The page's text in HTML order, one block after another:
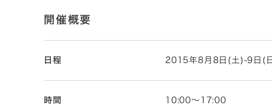
開催概要
日程 2015年8月8日(土)-9日(
時間 10:00〜17:00